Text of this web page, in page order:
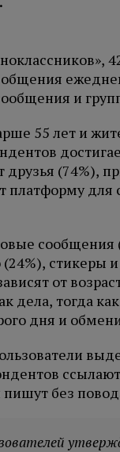
и
55 лет и
(74%),
платформу
сообщения
стикеры
от
дела, тогда
дня и
без